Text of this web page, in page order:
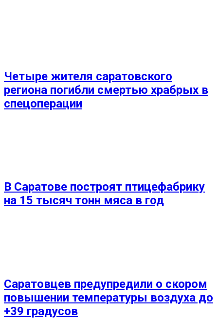
Четыре жителя саратовского
региона погибли смертью храбрых в
спецоперации
В Саратове построят птицефабрику
на 15 тысяч тонн мяса в год
Саратовцев предупредили о скором
повышении температуры воздуха до
+39 градусов